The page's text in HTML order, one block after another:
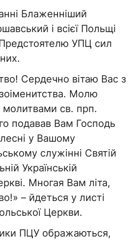
Блаженніший
і всієї Польщі
УПЦ сил
Сердечно вітаю Вас з
Молю
св. прп.
подавав Вам Господь
у Вашому
служінні Святій
Українській
Многая Вам літа,
– йдеться у листі
Церкви.
ПЦУ ображаються,